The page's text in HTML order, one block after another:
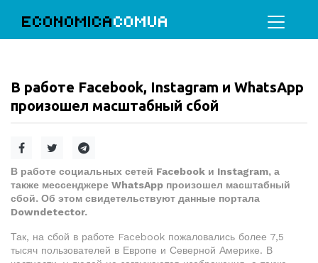
ECONOMICACOMUA
В работе Facebook, Instagram и WhatsApp
произошел масштабный сбой
В работе социальных сетей Facebook и Instagram, а
также мессенджере WhatsApp произошел масштабный
сбой. Об этом свидетельствуют данные портала
Downdetector.
Так, на сбой в работе Facebook пожаловались более 7,5
тысяч пользователей в Европе и Северной Америке. В